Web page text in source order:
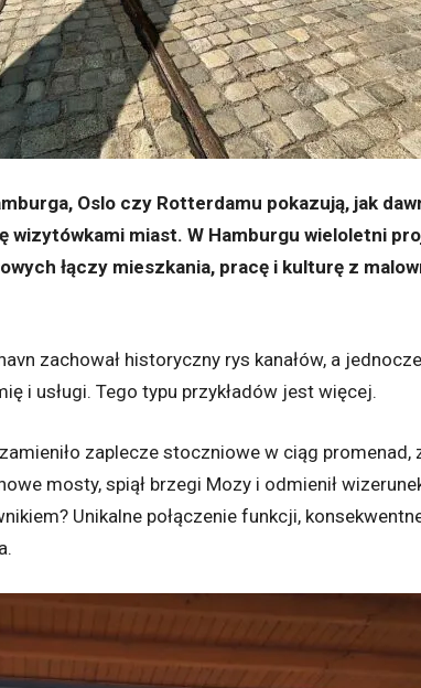
Oslo czy Rotterdamu pokazują, jak
wizytówkami miast. W Hamburgu wieloletni
łączy mieszkania, pracę i kulturę z
zachował historyczny rys kanałów, a
i usługi. Tego typu przykładów jest więcej.
zaplecze stoczniowe w ciąg promenad,
mosty, spiął brzegi Mozy i odmienił
Unikalne połączenie funkcji,